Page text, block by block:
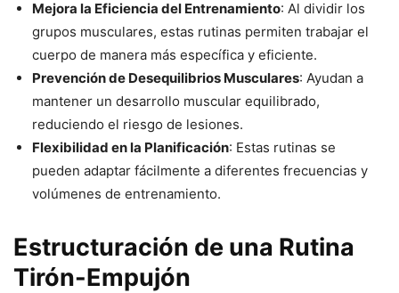
Mejora la Eficiencia del Entrenamiento: Al dividir los
grupos musculares, estas rutinas permiten trabajar el
cuerpo de manera más específica y eficiente.
Prevención de Desequilibrios Musculares: Ayudan a
mantener un desarrollo muscular equilibrado,
reduciendo el riesgo de lesiones.
Flexibilidad en la Planificación: Estas rutinas se
pueden adaptar fácilmente a diferentes frecuencias y
volúmenes de entrenamiento.
Estructuración de una Rutina
Tirón-Empujón